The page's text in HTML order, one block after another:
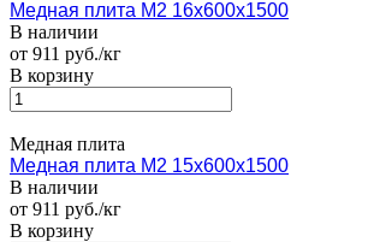
Медная плита M2 16х600х1500
В наличии
от 911 руб./кг
В корзину
Медная плита
Медная плита M2 15х600х1500
В наличии
от 911 руб./кг
В корзину